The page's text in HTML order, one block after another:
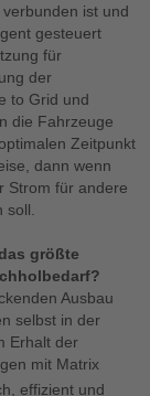
ist und
gesteuert
für
der
to Grid und
die Fahrzeuge
Zeitpunkt
dann wenn
Strom für andere
größte
Ausbau
selbst in der
Erhalt der
mit Matrix
effizient und